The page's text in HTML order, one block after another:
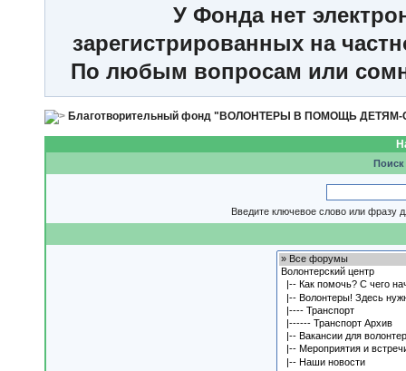
У Фонда нет
зарегистрированных на
По любым вопросам или
Благотворительный фонд "ВОЛОНТЕРЫ В ПОМОЩЬ
Введите ключевое слово или фразу